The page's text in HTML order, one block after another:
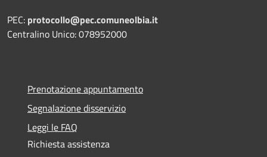
PEC: protocollo@pec.comuneolbia.it
Centralino Unico: 078952000
Prenotazione appuntamento
Segnalazione disservizio
Leggi le FAQ
Richiesta assistenza